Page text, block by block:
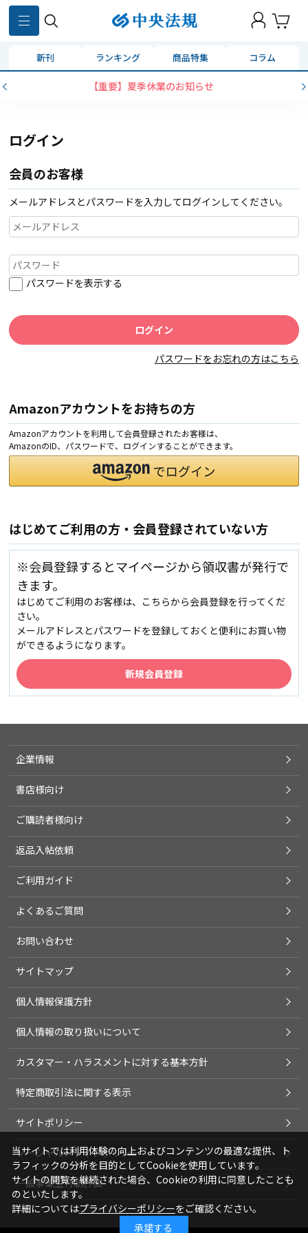
新刊 ランキング 商品特集 コラム
【重要】夏季休業のお知らせ
ログイン
会員のお客様
メールアドレスとパスワードを入力してログインしてください。
パスワードを表示する
パスワードをお忘れの方はこちら
Amazonアカウントをお持ちの方
Amazonアカウントを利用して会員登録されたお客様は、
AmazonのID、パスワードで、ログインすることができます。
はじめてご利用の方・会員登録されていない方
※会員登録するとマイページから領収書が発行で
きます。
はじめてご利用のお客様は、こちらから会員登録を行ってくだ
さい。
メールアドレスとパスワードを登録しておくと便利にお買い物
ができるようになります。
企業情報
書店様向け
ご購読者様向け
返品入帖依頼
ご利用ガイド
よくあるご質問
お問い合わせ
サイトマップ
個人情報保護方針
個人情報の取り扱いについて
カスタマー・ハラスメントに対する基本方針
特定商取引法に関する表示
サイトポリシー
ソーシャルメディアポリシー
一般事業主行動計画
当サイトでは利用体験の向上およびコンテンツの最適な提供、ト
ラフィックの分析を目的としてCookieを使用しています。
サイトの閲覧を継続された場合、Cookieの利用に同意したことも
のといたします。
詳細についてはプライバシーポリシーをご確認ください。
承諾する